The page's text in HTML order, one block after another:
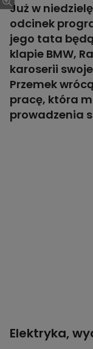
Już w
odcinek
jego tata
klapie BMW,
karoserii
Przemek
pracę, która
prowadzenia
Elektryka,